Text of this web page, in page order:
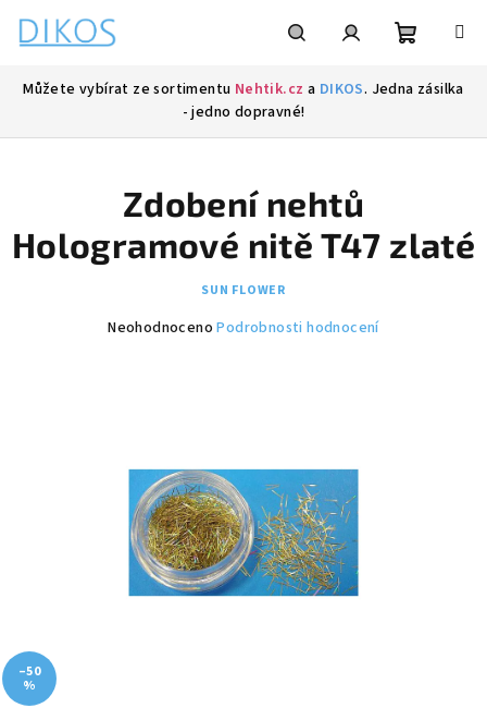
obsah
Můžete vybírat ze sortimentu Nehtik.cz a DIKOS. Jedna zásilka
- jedno dopravné!
Zdobení nehtů
Hologramové nitě T47 zlaté
SUN FLOWER
Průměrné
hvězdiček.
Neohodnoceno Podrobnosti hodnocení
–50
%